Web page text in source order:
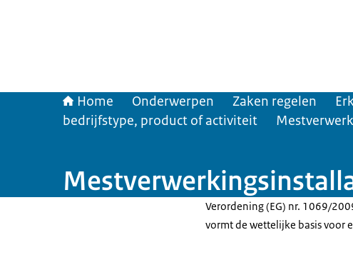
Home Onderwerpen Zaken regelen
bedrijfstype, product of activiteit
Verordening (EG) nr. 1069/
vormt de wettelijke basis voor